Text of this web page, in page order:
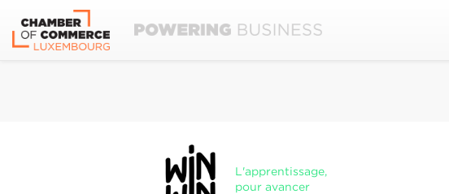
L'apprentissage,
pour avancer